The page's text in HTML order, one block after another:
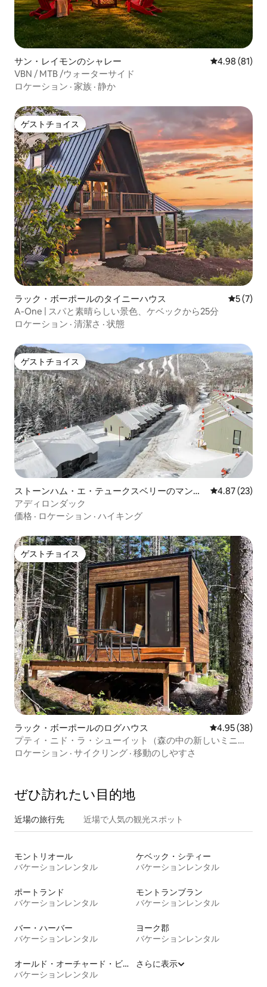
サン・レイモンのシャレー レビュー81
4.98 (81)
VBN / MTB /ウォーターサイド
ロケーション · 家族 · 静か
ゲストチョイス
ゲストチョイス
ラック・ボーポールのタイニーハウス レビュー
5 (7)
A-One | スパと素晴らしい景色、ケベックから25分
ロケーション · 清潔さ · 状態
ゲストチョイス
ゲストチョイス
ストーンハム・エ・テュークスベリーのマンシ
ョン・アパート
レビュー23
4.87 (23)
アディロンダック
価格 · ロケーション · ハイキング
ゲストチョイス
ゲストチョイス
ラック・ボーポールのログハウス レビュー38
4.95 (38)
プティ・ニド・ラ・シューイット（森の中の新しいミニゲ
ストハウス）
ロケーション · サイクリング · 移動のしやすさ
ぜひ訪⁠れ⁠た⁠い目⁠的⁠地
近場の旅行先 近場で人気の観光スポット
モントリオール
バケーションレンタル
ケベック・シティー
バケーションレンタル
ポートランド
バケーションレンタル
モントランブラン
バケーションレンタル
バー・ハーバー
バケーションレンタル
ヨーク郡
バケーションレンタル
オールド・オーチャード・ビーチ
バケーションレンタル
さらに表示